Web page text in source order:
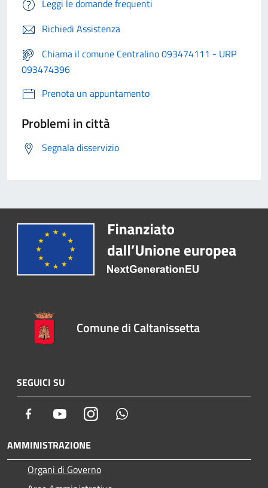
Leggi le domande frequenti
Richiedi Assistenza
Chiama il comune Centralino 093474111 - URP
093474396
Prenota un appuntamento
Problemi in città
Segnala disservizio
Comune di Caltanissetta
SEGUICI SU
Facebook YoutubeInstagram
AMMINISTRAZIONE
Organi di Governo